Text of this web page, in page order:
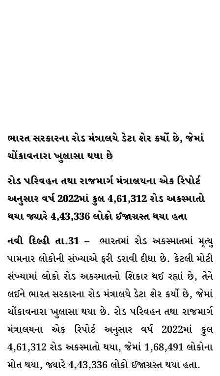
ભારત સરકારના રોડ મંત્રાલયે ડેટા શેર કર્યો છે, જેમાં
ચોંકાવનારા ખુલાસા થયા છે
રોડ પરિવહન તથા રાજમાર્ગ મંત્રાલયના એક રિપોર્ટ
અનુસાર વર્ષ 2022માં કુલ 4,61,312 રોડ અકસ્માતો
થયા જ્યારે 4,43,336 લોકો ઈજાગ્રસ્ત થયા હતા
નવી દિલ્હી તા.31 –
ભારતમાં રોડ અકસ્માતમાં મૃત્યુ
પામનાર લોકોની સંખ્યાએ ફરી ડરાવી દીધા છે. કેટલી મોટી
સંખ્યામાં લોકો રોડ અકસ્માતનો શિકાર થઈ રહ્યાં છે, તેને
લઈને ભારત સરકારના રોડ મંત્રાલયે ડેટા શેર કર્યો છે, જેમાં
ચોંકાવનારા ખુલાસા થયા છે. રોડ પરિવહન તથા રાજમાર્ગ
મંત્રાલયના એક રિપોર્ટ અનુસાર વર્ષ 2022માં કુલ
4,61,312 રોડ અકસ્માતો થયા, જેમાં 1,68,491 લોકોના
મોત થયા, જ્યારે 4,43,336 લોકો ઈજાગ્રસ્ત થયા હતા.